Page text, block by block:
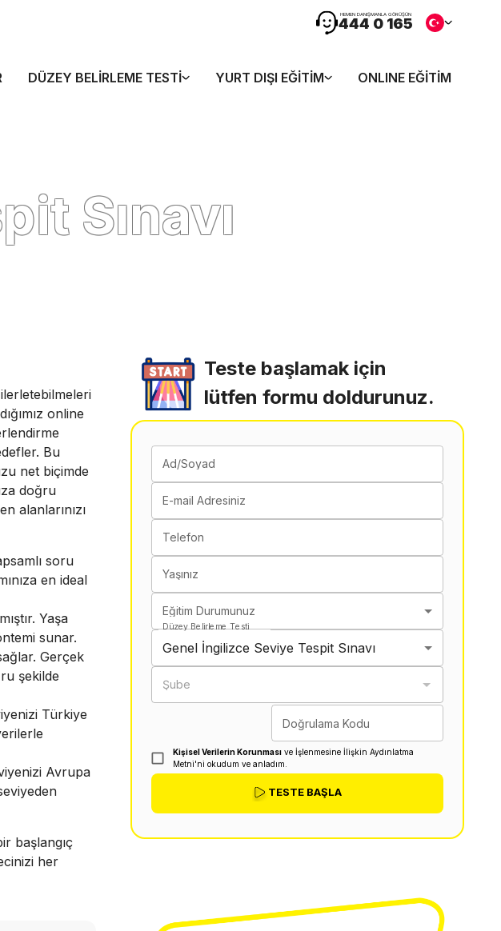
HEMEN DANIŞMANLA GÖRÜŞÜN
444 0 165
DÜZEY BELIRLEME TESTI YURT DIŞI EĞITIM ONLINE EĞITIM
Sınavı
online
Bu
net biçimde
doğru
alanlarınızı
soru
en ideal
Yaşa
sunar.
Gerçek
şekilde
Türkiye
Avrupa
başlangıç
her
Teste başlamak için
lütfen formu doldurunuz.
Ad/Soyad
E-mail Adresiniz
Telefon
Yaşınız
Eğitim Durumunuz
Düzey Belirleme Testi
Genel İngilizce Seviye Tespit Sınavı
Şube
Doğrulama Kodu
Kişisel Verilerin Korunmasıve İşlenmesine İlişkin Aydınlatma
Metni'ni okudum ve anladım.
TESTE BAŞLA